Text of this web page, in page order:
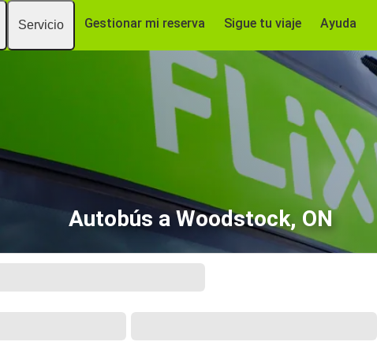
Servicio Gestionar mi reserva Sigue tu viaje Ayuda
Autobús a Woodstock, ON